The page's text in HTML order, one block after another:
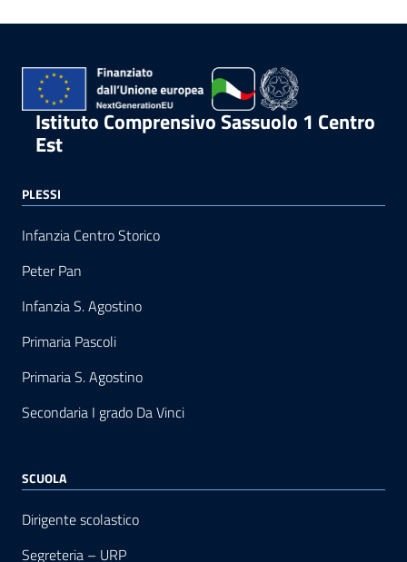
Istituto Comprensivo Sassuolo 1 Centro
Est
PLESSI
Infanzia Centro Storico
Peter Pan
Infanzia S. Agostino
Primaria Pascoli
Primaria S. Agostino
Secondaria I grado Da Vinci
SCUOLA
Dirigente scolastico
Segreteria – URP